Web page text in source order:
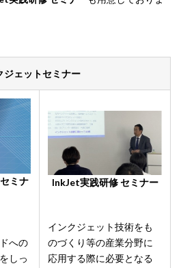
ジェットセミナー
ミナ
InkJet実践研修 セミナー
への
しっ
インクジェット技術をも
のづくり等の産業分野に
応用する際に必要となる